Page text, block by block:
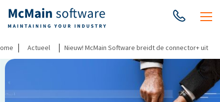
| Actueel | Nieuw! McMain Software breidt de connector+ uit